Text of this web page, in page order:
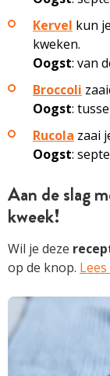
Kervel kun
kweken.
Oogst: van
Broccoli
Oogst:
Rucola zaai
Oogst:
Aan de slag
kweek!
Wil je deze
op de knop.